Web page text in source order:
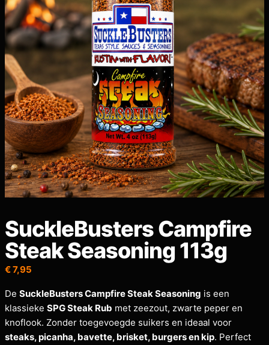
SuckleBusters Campfire
Steak Seasoning 113g
€7,95
De SuckleBusters Campfire Steak Seasoning is een
klassieke SPG Steak Rub met zeezout, zwarte peper en
knoflook. Zonder toegevoegde suikers en ideaal voor
steaks, picanha, bavette, brisket, burgers en kip. Perfect